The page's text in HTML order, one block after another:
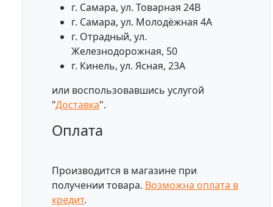
г. Самара, ул. Товарная 24В
г. Самара, ул. Молодёжная 4А
г. Отрадный, ул.
Железнодорожная, 50
г. Кинель, ул. Ясная, 23А
или воспользовавшись услугой
"Доставка".
Оплата
Производится в магазине при
получении товара. Возможна оплата в
кредит.